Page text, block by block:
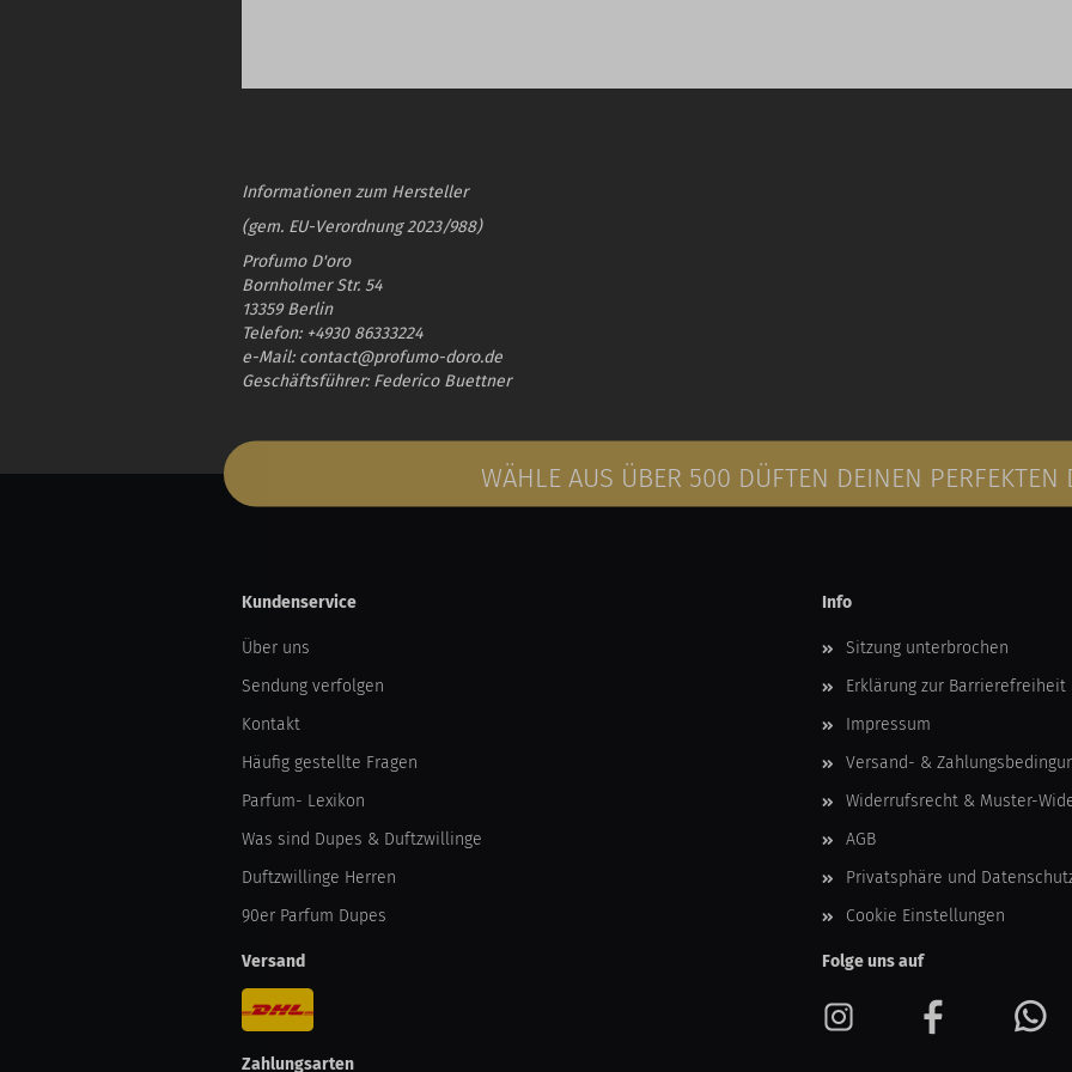
Informationen zum Hersteller
(gem. EU-Verordnung 2023/988)
Profumo D'oro
Bornholmer Str. 54
13359 Berlin
Telefon: +4930 86333224
e-Mail: contact@profumo-doro.de
Geschäftsführer: Federico Buettner
WÄHLE AUS ÜBER 500 DÜFTEN DEINEN PERFEKTEN
Kundenservice
Über uns
Sendung verfolgen
Kontakt
Häufig gestellte Fragen
Parfum- Lexikon
Was sind Dupes & Duftzwillinge
Duftzwillinge Herren
90er Parfum Dupes
Info
Sitzung unterbrochen
Erklärung zur Barrierefreiheit
Impressum
Versand- &
Widerrufsrecht & Muster-
AGB
Privatsphäre und
Cookie Einstellungen
Versand
Zahlungsarten
Folge uns auf